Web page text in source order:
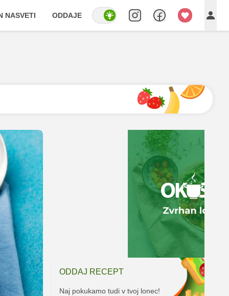
NASVETI ODDAJE
ODDAJ RECEPT
Naj pokukamo tudi v tvoj lonec!